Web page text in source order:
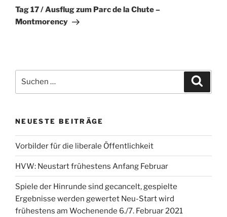
Beitrag
Tag 17 / Ausflug zum Parc de la Chute –
Montmorency
nach:
NEUESTE BEITRÄGE
Vorbilder für die liberale Öffentlichkeit
HVW: Neustart frühestens Anfang Februar
Spiele der Hinrunde sind gecancelt, gespielte
Ergebnisse werden gewertet Neu-Start wird
frühestens am Wochenende 6./7. Februar 2021